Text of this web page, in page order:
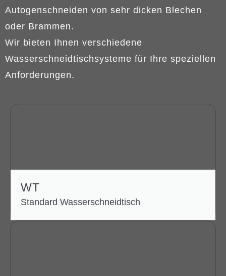
Autogenschneiden von sehr dicken Blechen
oder Brammen.
Wir bieten Ihnen verschiedene
Wasserschneidtischsysteme für Ihre speziellen
Anforderungen.
WT
Standard Wasserschneidtisch